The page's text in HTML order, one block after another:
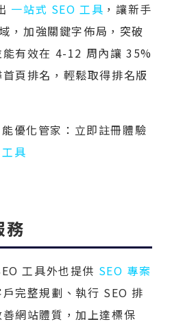
一站式 SEO 工具 ，讓新手
，加強關鍵字佈局，突破
有效在 4-12 周內讓 35%
頁排名，輕鬆取得排名版
優化管家：立即註冊體驗
具
務
工具外也提供 SEO 專案
戶完整規劃、執行 SEO 排
網站體質，加上達標保